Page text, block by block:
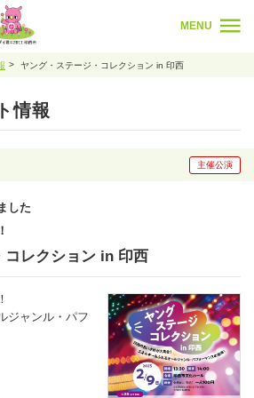
MENU
ヤング・ステージ・コレクション in 印西
情報
主催公演
した
コレクション in 印西
ジャンル・パフ